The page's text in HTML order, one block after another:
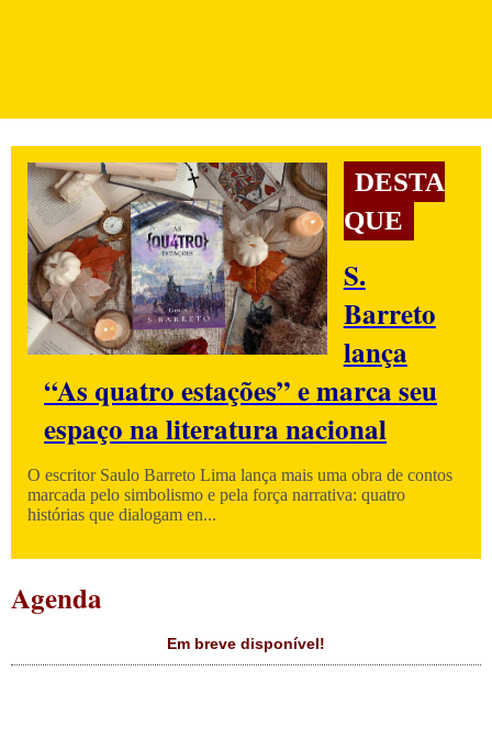
DESTA
QUE
S.
Barreto
lança
“As quatro estações” e marca seu
espaço na literatura nacional
O escritor Saulo Barreto Lima lança mais uma obra de contos
marcada pelo simbolismo e pela força narrativa: quatro
histórias que dialogam en...
Agenda
Em breve disponível!